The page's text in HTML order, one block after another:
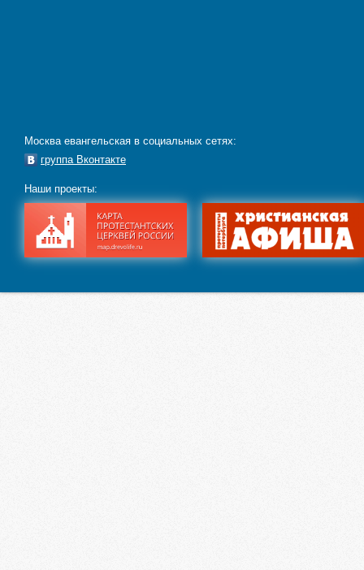
Москва евангельская в социальных сетях:
группа Вконтакте
Наши проекты: